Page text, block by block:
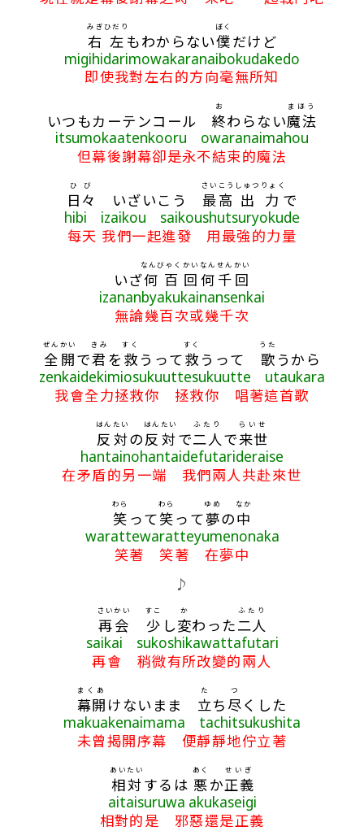
右
みぎ
左
ひだり
もわからない僕
ぼく
だけど
migihidarimowakaranaibokudakedo
即使我對左右的方向毫無所知
いつもカーテンコール 終
お
わらない魔法
まほう
itsumokaatenkooru owaranaimahou
但幕後謝幕卻是永不結束的魔法
日々
ひび
いざいこう 最高
さいこう
出力
しゅつりょく
で
hibi izaikou saikoushutsuryokude
每天 我們一起進發 用最強的力量
いざ何百
なんびゃく
回
かい
何
なん
千
せん
回
かい
izananbyakukainansenkai
無論幾百次或幾千次
全開
ぜんかい
で君
きみ
を 救
すく
うって救
すく
うって 歌
うた
うから
zenkaidekimiosukuuttesukuutte utaukara
我會全力拯救你 拯救你 唱著這首歌
反対
はんたい
の反対
はんたい
で二人
ふたり
で来世
らいせ
hantainohantaidefutarideraise
在矛盾的另一端 我們兩人共赴來世
笑
わら
って笑
わら
って夢
ゆめ
の中
なか
warattewaratteyumenonaka
笑著 笑著 在夢中
♪
再会
さいかい
少
すこ
し変
か
わった二人
ふたり
saikai sukoshikawattafutari
再會 稍微有所改變的兩人
幕開
まくあ
けないまま 立
た
ち 尽
つ
くした
makuakenaimama tachitsukushita
未曾揭開序幕 便靜靜地佇立著
相対
あいたい
するは 悪
あく
か正義
せいぎ
aitaisuruwa akukaseigi
相對的是 邪惡還是正義